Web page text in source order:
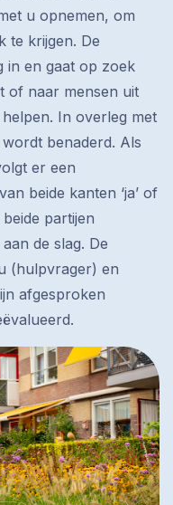
u opnemen, om
te krijgen. De
in en gaat op zoek
of naar mensen uit
In overleg met
benaderd. Als
er een
beide kanten ‘ja’ of
beide partijen
de slag. De
(hulpvrager) en
afgesproken